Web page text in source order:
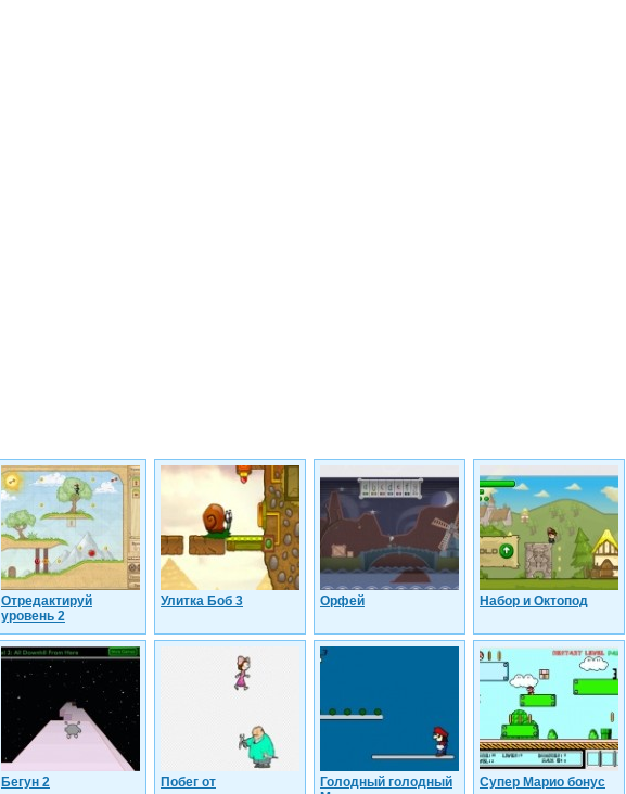
Отредактируй
уровень 2
Улитка Боб 3 Орфей Набор и Октопод
Бегун 2
Побег от
Голодный голодный
Супер Марио бонус